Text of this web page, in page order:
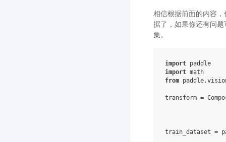
相信根据前面的内容
据了，如果你还有问题
集。
import paddle
import math
from
transform =
train_dataset =